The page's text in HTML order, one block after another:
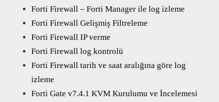
Forti Firewall – Forti Manager ile log izleme
Forti Firewall Gelişmiş Filtreleme
Forti Firewall IP verme
Forti Firewall log kontrolü
Forti Firewall tarih ve saat aralığına göre log
izleme
Forti Gate v7.4.1 KVM Kurulumu ve İncelemesi